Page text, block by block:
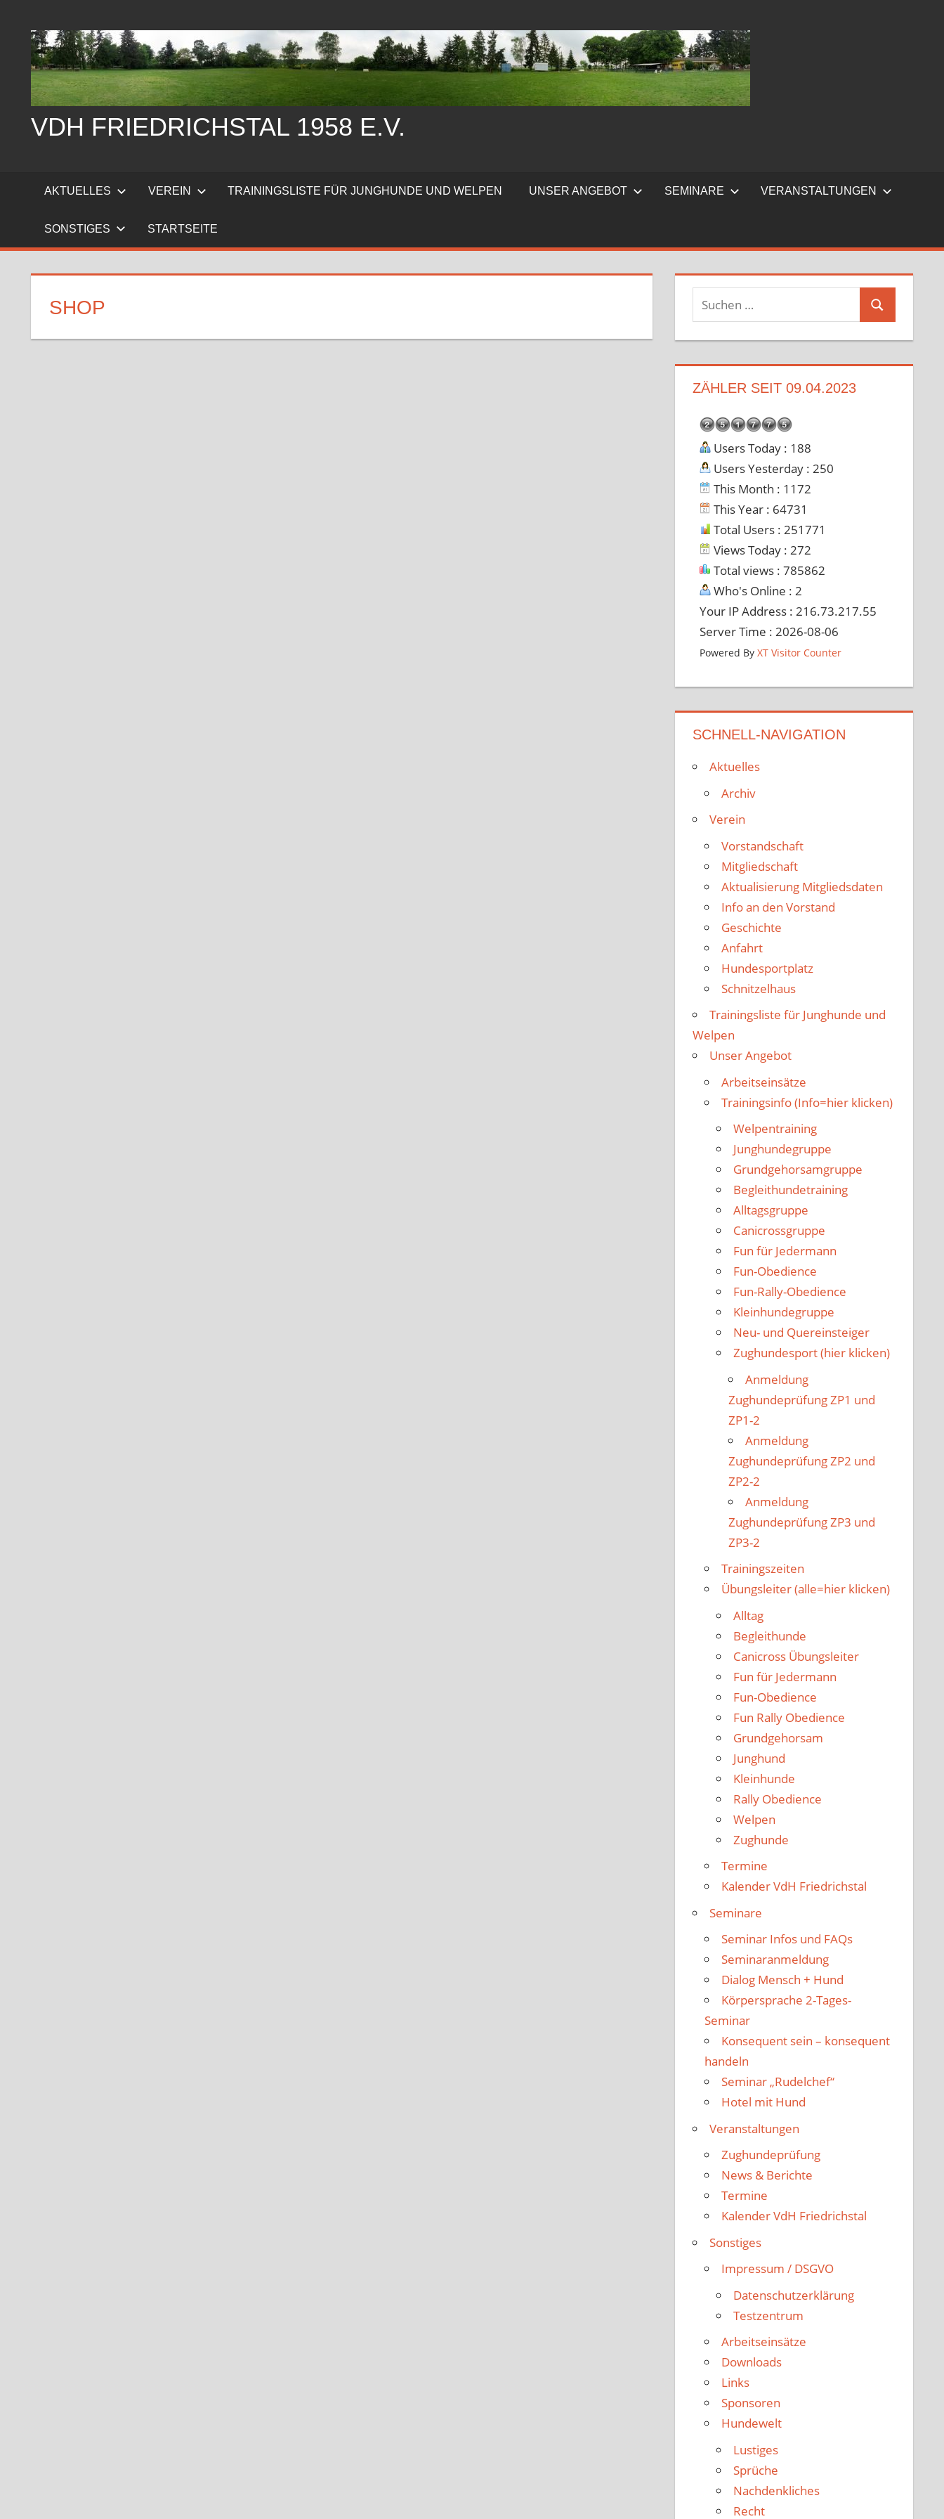
springen
VDH FRIEDRICHSTAL 1958 E.V.
der
Friedrichstal
stellt
AKTUELLES VEREIN TRAININGSLISTE FÜR JUNGHUNDE UND WELPEN UNSER ANGEBOT SEMINARE VERANSTALTUNGEN
SONSTIGES STARTSEITE
SHOP
Suchen
nach:
Suchen
ZÄHLER SEIT 09.04.2023
Users Today : 188
Users Yesterday : 250
This Month : 1172
This Year : 64731
Total Users : 251771
Views Today : 272
Total views : 785862
Who's Online : 2
Your IP Address : 216.73.217.55
Server Time : 2026-08-06
Powered ByXT Visitor Counter
SCHNELL-NAVIGATION
Aktuelles
Archiv
Verein
Vorstandschaft
Mitgliedschaft
Aktualisierung Mitgliedsdaten
Info an den Vorstand
Geschichte
Anfahrt
Hundesportplatz
Schnitzelhaus
Trainingsliste für Junghunde und
Welpen
Unser Angebot
Arbeitseinsätze
Trainingsinfo (Info=hier klicken)
Welpentraining
Junghundegruppe
Grundgehorsamgruppe
Begleithundetraining
Alltagsgruppe
Canicrossgruppe
Fun für Jedermann
Fun-Obedience
Fun-Rally-Obedience
Kleinhundegruppe
Neu- und Quereinsteiger
Zughundesport (hier klicken)
Anmeldung
Zughundeprüfung ZP1 und
ZP1-2
Anmeldung
Zughundeprüfung ZP2 und
ZP2-2
Anmeldung
Zughundeprüfung ZP3 und
ZP3-2
Trainingszeiten
Übungsleiter (alle=hier klicken)
Alltag
Begleithunde
Canicross Übungsleiter
Fun für Jedermann
Fun-Obedience
Fun Rally Obedience
Grundgehorsam
Junghund
Kleinhunde
Rally Obedience
Welpen
Zughunde
Termine
Kalender VdH Friedrichstal
Seminare
Seminar Infos und FAQs
Seminaranmeldung
Dialog Mensch + Hund
Körpersprache 2-Tages-
Seminar
Konsequent sein – konsequent
handeln
Seminar „Rudelchef“
Hotel mit Hund
Veranstaltungen
Zughundeprüfung
News & Berichte
Termine
Kalender VdH Friedrichstal
Sonstiges
Impressum / DSGVO
Datenschutzerklärung
Testzentrum
Arbeitseinsätze
Downloads
Links
Sponsoren
Hundewelt
Lustiges
Sprüche
Nachdenkliches
Recht